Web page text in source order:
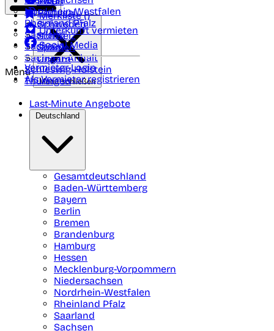
Nordrhein-Westfalen
Rheinland Pfalz
Saarland
Sachsen
Sachsen-Anhalt
Schleswig-Holstein
Thüringen
Portugal
Schweden
Schweiz
Spanien
Ungarn
Merkliste ()
Unterkunft vermieten
Social Media
Vermieter-Login
Als Vermieter registrieren
Menü
Menü schließen
Last-Minute Angebote
Deutschland
Gesamtdeutschland
Baden-Württemberg
Bayern
Berlin
Bremen
Brandenburg
Hamburg
Hessen
Mecklenburg-Vorpommern
Niedersachsen
Nordrhein-Westfalen
Rheinland Pfalz
Saarland
Sachsen